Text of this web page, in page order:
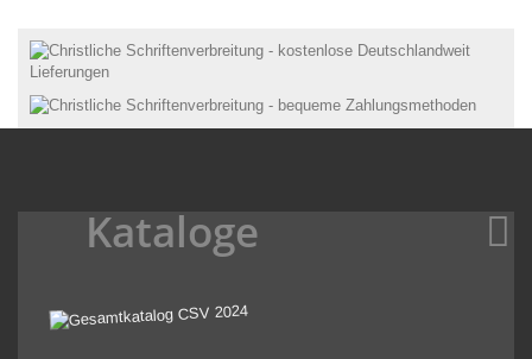
Kataloge